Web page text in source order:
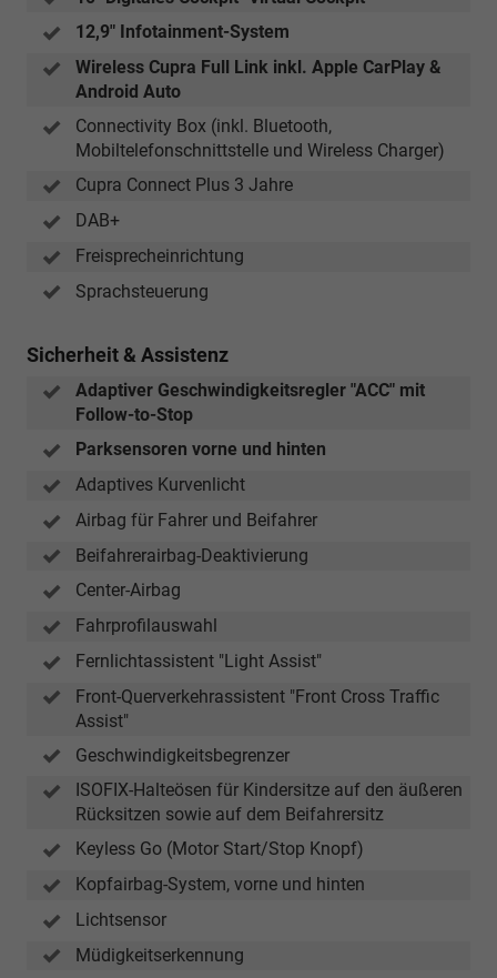
12,9" Infotainment-System
Wireless Cupra Full Link inkl. Apple CarPlay &
Android Auto
Connectivity Box (inkl. Bluetooth,
Mobiltelefonschnittstelle und Wireless Charger)
Cupra Connect Plus 3 Jahre
DAB+
Freisprecheinrichtung
Sprachsteuerung
Sicherheit & Assistenz
Adaptiver Geschwindigkeitsregler "ACC" mit
Follow-to-Stop
Parksensoren vorne und hinten
Adaptives Kurvenlicht
Airbag für Fahrer und Beifahrer
Beifahrerairbag-Deaktivierung
Center-Airbag
Fahrprofilauswahl
Fernlichtassistent "Light Assist"
Front-Querverkehrassistent "Front Cross Traffic
Assist"
Geschwindigkeitsbegrenzer
ISOFIX-Halteösen für Kindersitze auf den äußeren
Rücksitzen sowie auf dem Beifahrersitz
Keyless Go (Motor Start/Stop Knopf)
Kopfairbag-System, vorne und hinten
Lichtsensor
Müdigkeitserkennung